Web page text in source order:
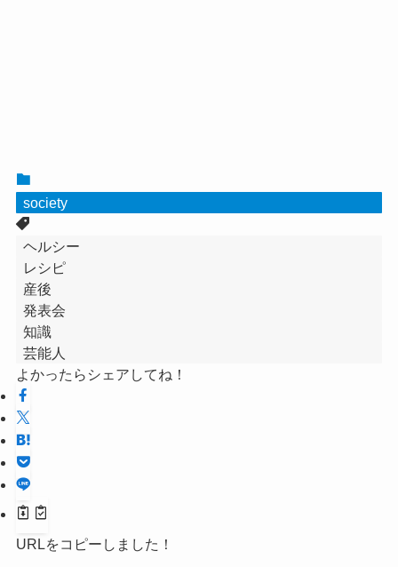
society
ヘルシー
レシピ
産後
発表会
知識
芸能人
よかったらシェアしてね！
URLをコピーしました！